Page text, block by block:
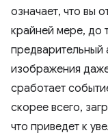
означает, что вы
крайней мере, до
предварительный
изображения
сработает
скорее всего,
что приведет к